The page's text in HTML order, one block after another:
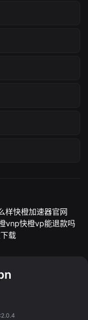
样快橙加速器官网
vnp快橙vp能退款吗
载